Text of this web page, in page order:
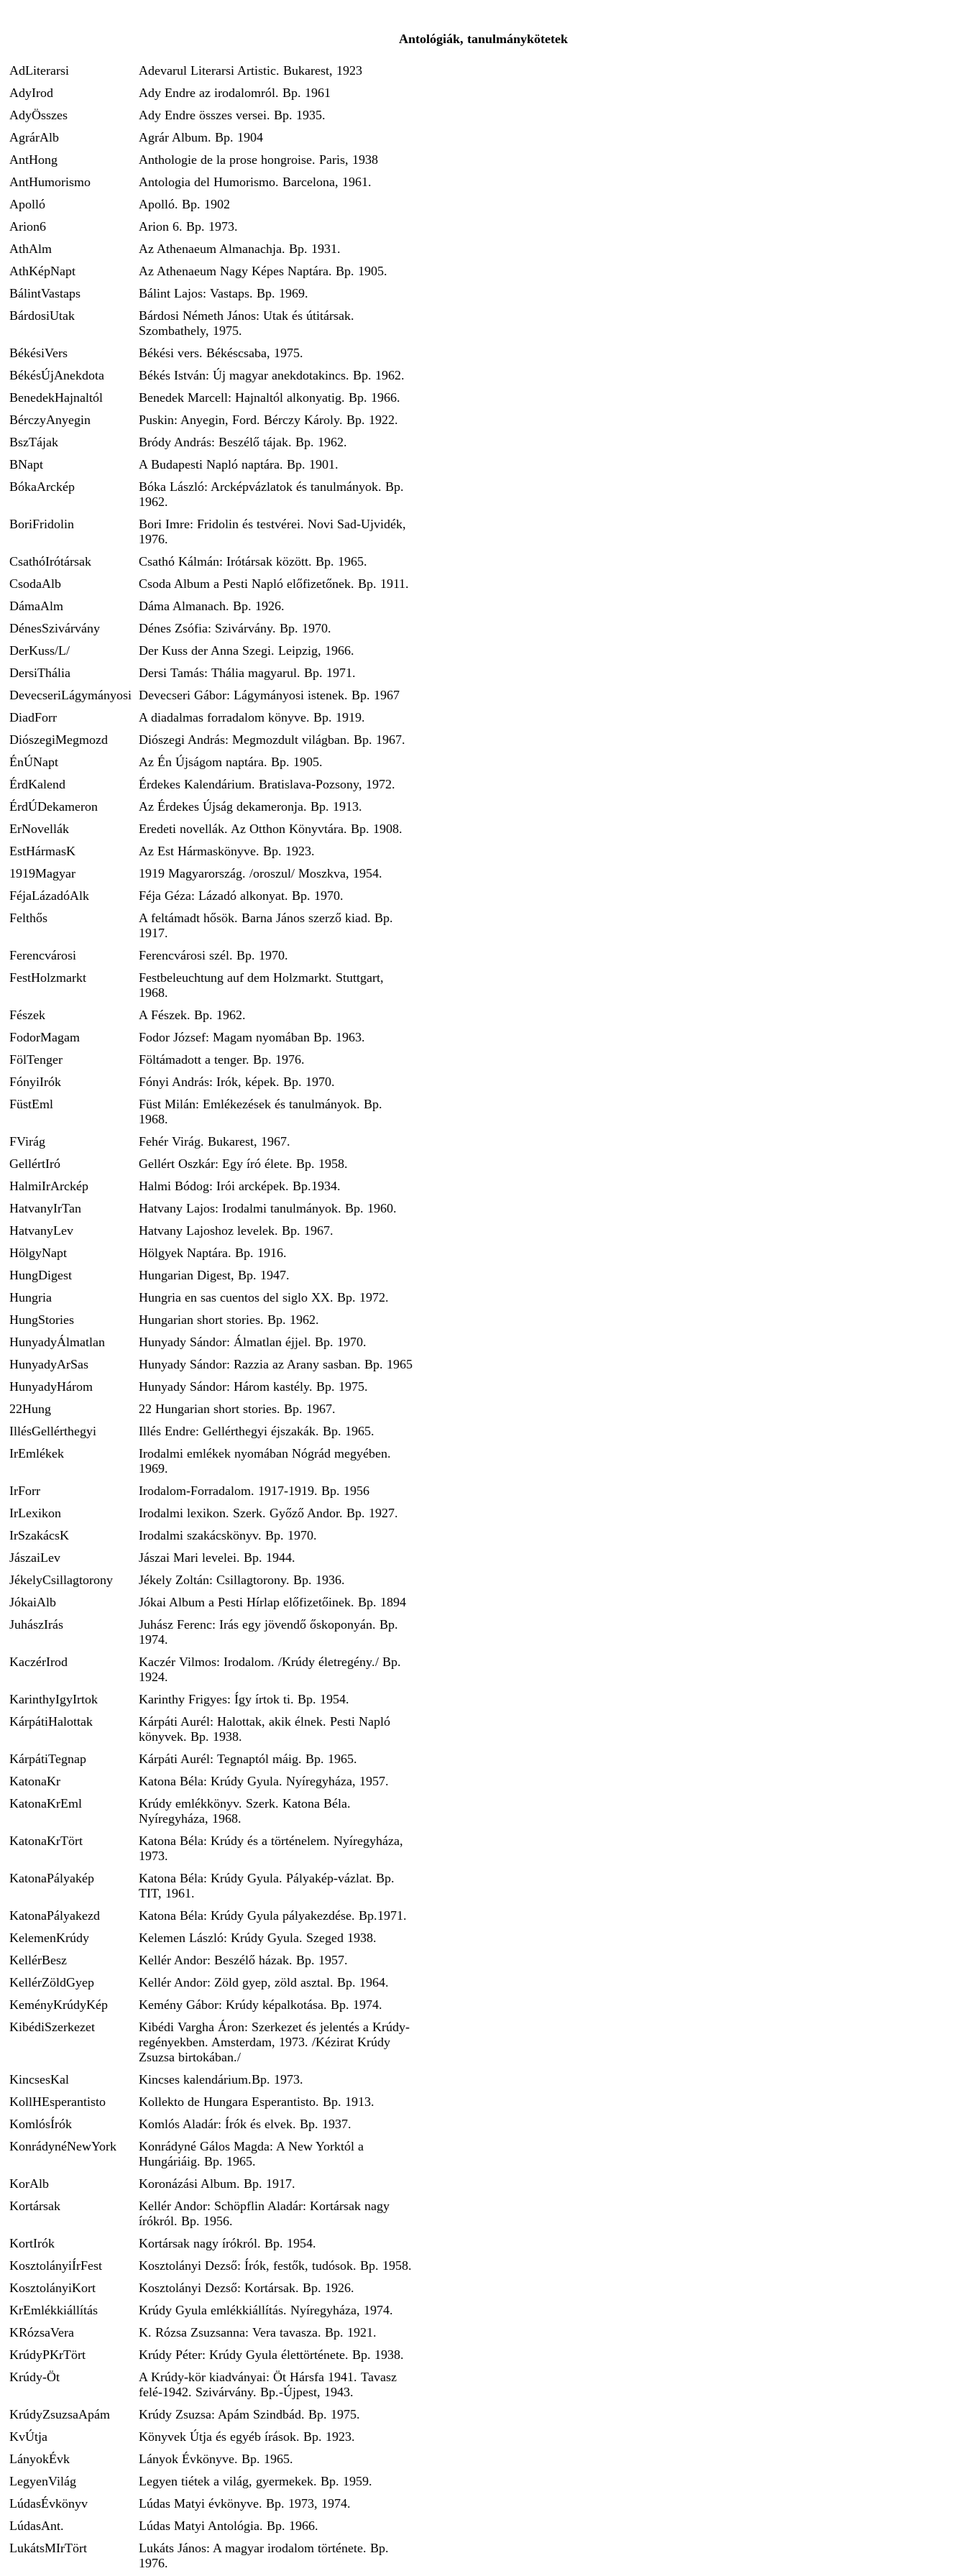
Antológiák, tanulmánykötetek
AdLiterarsi
Adevarul Literarsi Artistic. Bukarest, 1923
AdyIrod
Ady Endre az irodalomról. Bp. 1961
AdyÖsszes
Ady Endre összes versei. Bp. 1935.
AgrárAlb
Agrár Album. Bp. 1904
AntHong
Anthologie de la prose hongroise. Paris, 1938
AntHumorismo
Antologia del Humorismo. Barcelona, 1961.
Apolló
Apolló. Bp. 1902
Arion6
Arion 6. Bp. 1973.
AthAlm
Az Athenaeum Almanachja. Bp. 1931.
AthKépNapt
Az Athenaeum Nagy Képes Naptára. Bp. 1905.
BálintVastaps
Bálint Lajos: Vastaps. Bp. 1969.
BárdosiUtak
Bárdosi Németh János: Utak és útitársak.
Szombathely, 1975.
BékésiVers
Békési vers. Békéscsaba, 1975.
BékésÚjAnekdota
Békés István: Új magyar anekdotakincs. Bp. 1962.
BenedekHajnaltól
Benedek Marcell: Hajnaltól alkonyatig. Bp. 1966.
BérczyAnyegin
Puskin: Anyegin, Ford. Bérczy Károly. Bp. 1922.
BszTájak
Bródy András: Beszélő tájak. Bp. 1962.
BNapt
A Budapesti Napló naptára. Bp. 1901.
BókaArckép
Bóka László: Arcképvázlatok és tanulmányok. Bp.
1962.
BoriFridolin
Bori Imre: Fridolin és testvérei. Novi Sad-Ujvidék,
1976.
CsathóIrótársak
Csathó Kálmán: Irótársak között. Bp. 1965.
CsodaAlb
Csoda Album a Pesti Napló előfizetőnek. Bp. 1911.
DámaAlm
Dáma Almanach. Bp. 1926.
DénesSzivárvány
Dénes Zsófia: Szivárvány. Bp. 1970.
DerKuss/L/
Der Kuss der Anna Szegi. Leipzig, 1966.
DersiThália
Dersi Tamás: Thália magyarul. Bp. 1971.
DevecseriLágymányosi Devecseri Gábor: Lágymányosi istenek. Bp. 1967
DiadForr
A diadalmas forradalom könyve. Bp. 1919.
DiószegiMegmozd
Diószegi András: Megmozdult világban. Bp. 1967.
ÉnÚNapt
Az Én Újságom naptára. Bp. 1905.
ÉrdKalend
Érdekes Kalendárium. Bratislava-Pozsony, 1972.
ÉrdÚDekameron
Az Érdekes Újság dekameronja. Bp. 1913.
ErNovellák
Eredeti novellák. Az Otthon Könyvtára. Bp. 1908.
EstHármasK
Az Est Hármaskönyve. Bp. 1923.
1919Magyar
1919 Magyarország. /oroszul/ Moszkva, 1954.
FéjaLázadóAlk
Féja Géza: Lázadó alkonyat. Bp. 1970.
Felthős
A feltámadt hősök. Barna János szerző kiad. Bp.
1917.
Ferencvárosi
Ferencvárosi szél. Bp. 1970.
FestHolzmarkt
Festbeleuchtung auf dem Holzmarkt. Stuttgart,
1968.
Fészek
A Fészek. Bp. 1962.
FodorMagam
Fodor József: Magam nyomában Bp. 1963.
FölTenger
Föltámadott a tenger. Bp. 1976.
FónyiIrók
Fónyi András: Irók, képek. Bp. 1970.
FüstEml
Füst Milán: Emlékezések és tanulmányok. Bp.
1968.
FVirág
Fehér Virág. Bukarest, 1967.
GellértIró
Gellért Oszkár: Egy író élete. Bp. 1958.
HalmiIrArckép
Halmi Bódog: Irói arcképek. Bp.1934.
HatvanyIrTan
Hatvany Lajos: Irodalmi tanulmányok. Bp. 1960.
HatvanyLev
Hatvany Lajoshoz levelek. Bp. 1967.
HölgyNapt
Hölgyek Naptára. Bp. 1916.
HungDigest
Hungarian Digest, Bp. 1947.
Hungria
Hungria en sas cuentos del siglo XX. Bp. 1972.
HungStories
Hungarian short stories. Bp. 1962.
HunyadyÁlmatlan
Hunyady Sándor: Álmatlan éjjel. Bp. 1970.
HunyadyArSas
Hunyady Sándor: Razzia az Arany sasban. Bp. 1965
HunyadyHárom
Hunyady Sándor: Három kastély. Bp. 1975.
22Hung
22 Hungarian short stories. Bp. 1967.
IllésGellérthegyi
Illés Endre: Gellérthegyi éjszakák. Bp. 1965.
IrEmlékek
Irodalmi emlékek nyomában Nógrád megyében.
1969.
IrForr
Irodalom-Forradalom. 1917-1919. Bp. 1956
IrLexikon
Irodalmi lexikon. Szerk. Győző Andor. Bp. 1927.
IrSzakácsK
Irodalmi szakácskönyv. Bp. 1970.
JászaiLev
Jászai Mari levelei. Bp. 1944.
JékelyCsillagtorony
Jékely Zoltán: Csillagtorony. Bp. 1936.
JókaiAlb
Jókai Album a Pesti Hírlap előfizetőinek. Bp. 1894
JuhászIrás
Juhász Ferenc: Irás egy jövendő őskoponyán. Bp.
1974.
KaczérIrod
Kaczér Vilmos: Irodalom. /Krúdy életregény./ Bp.
1924.
KarinthyIgyIrtok
Karinthy Frigyes: Így írtok ti. Bp. 1954.
KárpátiHalottak
Kárpáti Aurél: Halottak, akik élnek. Pesti Napló
könyvek. Bp. 1938.
KárpátiTegnap
Kárpáti Aurél: Tegnaptól máig. Bp. 1965.
KatonaKr
Katona Béla: Krúdy Gyula. Nyíregyháza, 1957.
KatonaKrEml
Krúdy emlékkönyv. Szerk. Katona Béla.
Nyíregyháza, 1968.
KatonaKrTört
Katona Béla: Krúdy és a történelem. Nyíregyháza,
1973.
KatonaPályakép
Katona Béla: Krúdy Gyula. Pályakép-vázlat. Bp.
TIT, 1961.
KatonaPályakezd
Katona Béla: Krúdy Gyula pályakezdése. Bp.1971.
KelemenKrúdy
Kelemen László: Krúdy Gyula. Szeged 1938.
KellérBesz
Kellér Andor: Beszélő házak. Bp. 1957.
KellérZöldGyep
Kellér Andor: Zöld gyep, zöld asztal. Bp. 1964.
KeményKrúdyKép
Kemény Gábor: Krúdy képalkotása. Bp. 1974.
KibédiSzerkezet
Kibédi Vargha Áron: Szerkezet és jelentés a Krúdy-
regényekben. Amsterdam, 1973. /Kézirat Krúdy
Zsuzsa birtokában./
KincsesKal
Kincses kalendárium.Bp. 1973.
KollHEsperantisto
Kollekto de Hungara Esperantisto. Bp. 1913.
KomlósÍrók
Komlós Aladár: Írók és elvek. Bp. 1937.
KonrádynéNewYork
Konrádyné Gálos Magda: A New Yorktól a
Hungáriáig. Bp. 1965.
KorAlb
Koronázási Album. Bp. 1917.
Kortársak
Kellér Andor: Schöpflin Aladár: Kortársak nagy
írókról. Bp. 1956.
KortIrók
Kortársak nagy írókról. Bp. 1954.
KosztolányiÍrFest
Kosztolányi Dezső: Írók, festők, tudósok. Bp. 1958.
KosztolányiKort
Kosztolányi Dezső: Kortársak. Bp. 1926.
KrEmlékkiállítás
Krúdy Gyula emlékkiállítás. Nyíregyháza, 1974.
KRózsaVera
K. Rózsa Zsuzsanna: Vera tavasza. Bp. 1921.
KrúdyPKrTört
Krúdy Péter: Krúdy Gyula élettörténete. Bp. 1938.
Krúdy-Öt
A Krúdy-kör kiadványai: Öt Hársfa 1941. Tavasz
felé-1942. Szivárvány. Bp.-Újpest, 1943.
KrúdyZsuzsaApám
Krúdy Zsuzsa: Apám Szindbád. Bp. 1975.
KvÚtja
Könyvek Útja és egyéb írások. Bp. 1923.
LányokÉvk
Lányok Évkönyve. Bp. 1965.
LegyenVilág
Legyen tiétek a világ, gyermekek. Bp. 1959.
LúdasÉvkönyv
Lúdas Matyi évkönyve. Bp. 1973, 1974.
LúdasAnt.
Lúdas Matyi Antológia. Bp. 1966.
LukátsMIrTört
Lukáts János: A magyar irodalom története. Bp.
1976.